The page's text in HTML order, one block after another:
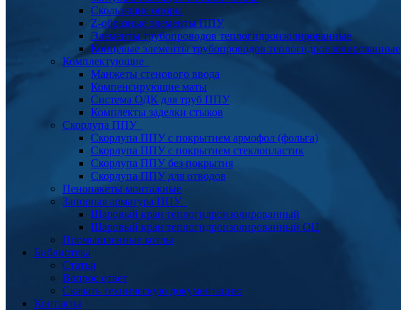
Скользящие опоры
Z-образные элементы ППУ
Элементы трубопроводов теплогидроизолированные
Концевые элементы трубопроводов теплогидроизолированные
Комплектующие
Манжеты стенового ввода
Компенсирующие маты
Система ОДК для труб ППУ
Комплекты заделки стыков
Скорлупа ППУ
Скорлупа ППУ с покрытием армофол (фольга)
Скорлупа ППУ с покрытием стеклопластик
Скорлупа ППУ без покрытия
Скорлупа ППУ для отводов
Пенопакеты монтажные
Запорная арматура ППУ
Шаровый кран теплогидроизолированный
Шаровый кран теплогидроизолированный ОЦ
Промышленные котлы
Библиотека
Статьи
Вопрос ответ
Скачать техническую документацию
Контакты